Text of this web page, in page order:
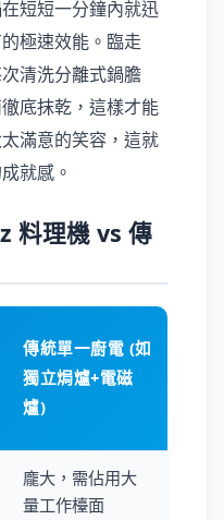
短短一分鐘內就迅
極速效能。臨走
清洗分離式鍋膽
底抹乾，這樣才能
滿意的笑容，這就
就感。
料理機 vs 傳
傳統單一廚電 (如
獨立焗爐+電磁
爐)
龐大，需佔用大
量工作檯面